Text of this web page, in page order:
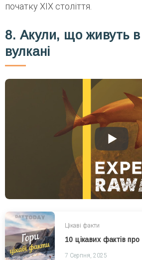
початку XIX століття.
8. Акули, що живуть
вулкані
Цікаві факти
10 цікавих фактів про
7 Серпня, 2025